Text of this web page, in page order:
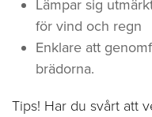
Lämpar sig
för vind och regn
Enklare att
brädorna.
Tips! Har du svårt att